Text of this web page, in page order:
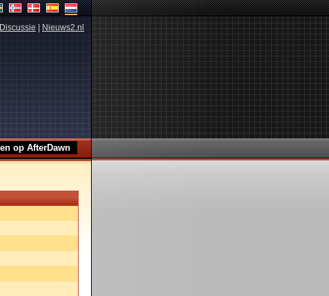
Discussie Nieuws2.nl